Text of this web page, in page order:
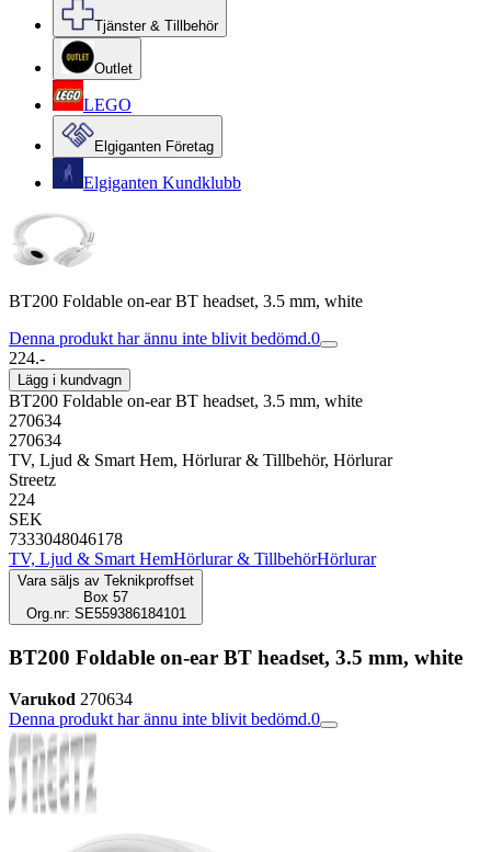
Tjänster & Tillbehör
Outlet
LEGO
Elgiganten Företag
Elgiganten Kundklubb
BT200 Foldable on-ear BT headset, 3.5 mm, white
Denna produkt har ännu inte blivit bedömd.0
224.-
Lägg i kundvagn
BT200 Foldable on-ear BT headset, 3.5 mm, white
270634
270634
TV, Ljud & Smart Hem, Hörlurar & Tillbehör, Hörlurar
Streetz
224
SEK
7333048046178
TV, Ljud & Smart HemHörlurar & TillbehörHörlurar
Vara säljs av Teknikproffset
Box 57
Org.nr: SE559386184101
BT200 Foldable on-ear BT headset, 3.5 mm, white
Varukod 270634
Denna produkt har ännu inte blivit bedömd.0